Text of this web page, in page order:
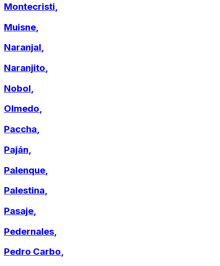
Montecristi,
Muisne
Naranjal,
Naranjito,
Nobol,
Olmedo,
Paccha,
Paján,
Palenque
Palestina,
Pasaje,
Pedernales,
Pedro Carbo,